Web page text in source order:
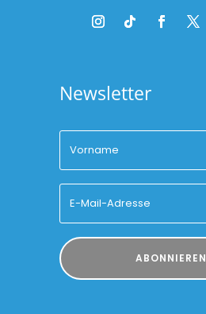
Newsletter
ABONNIEREN